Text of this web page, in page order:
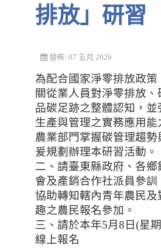
排放」研習
發佈: 07 五月 2026
為配合國家淨零排放政策
關從業人員對淨零排放
品碳足跡之整體認知，並
生產與管理之實務應用能
農業部門掌握碳管理趨勢
爰規劃辦理本研習活動。
二、請臺東縣政府、各鄉
會及產銷合作社派員參訓
協助轉知轄內青年農民及
趣之農民報名參加。
三、請於本年5月8日(星
線上報名